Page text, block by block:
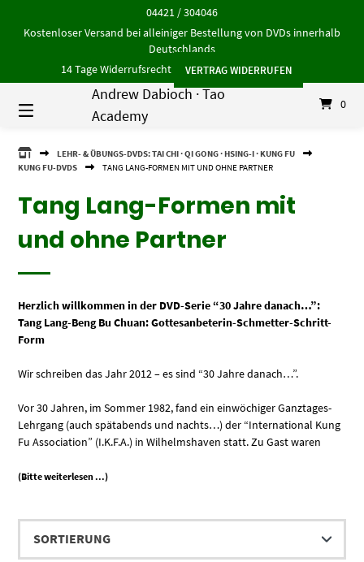
Inhalt
04421 / 304046
Kostenloser Versand bei alleiniger Bestellung von DVDs innerhalb
Deutschlands
14 Tage Widerrufsrecht
VERTRAG WIDERRUFEN
Andrew Dabioch · Tao
Academy
0
ANDREW
DABIOCH
ACADEMY
LEHR- & ÜBUNGS-DVDS: TAI CHI · QI GONG · HSING-I · KUNG FU
KUNG FU-DVDS
TANG LANG-FORMEN MIT UND OHNE PARTNER
Tang Lang-Formen mit
und ohne Partner
Herzlich willkommen in der DVD-Serie “30 Jahre danach…”:
Tang Lang-Beng Bu Chuan: Gottesanbeterin-Schmetter-Schritt-
Form
Wir schreiben das Jahr 2012 – es sind “30 Jahre danach…”.
Vor 30 Jahren, im Sommer 1982, fand ein einwöchiger Ganztages-
Lehrgang (auch spätabends und nachts…) der “International Kung
Fu Association” (I.K.F.A.) in Wilhelmshaven statt. Zu Gast waren
(Bitte weiterlesen ...)